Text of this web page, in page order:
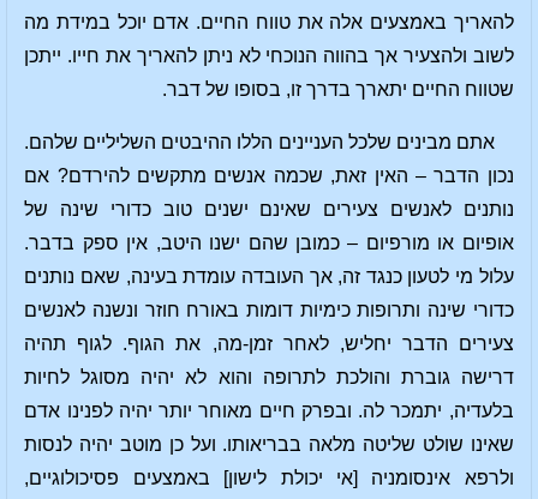
להאריך באמצעים אלה את טווח החיים. אדם יוכל במידת מה
לשוב ולהצעיר אך בהווה הנוכחי לא ניתן להאריך את חייו. ייתכן
שטווח החיים יתארך בדרך זו, בסופו של דבר.
אתם מבינים שלכל העניינים הללו ההיבטים השליליים שלהם.
נכון הדבר – האין זאת, שכמה אנשים מתקשים להירדם? אם
נותנים לאנשים צעירים שאינם ישנים טוב כדורי שינה של
אופיום או מורפיום – כמובן שהם ישנו היטב, אין ספק בדבר.
עלול מי לטעון כנגד זה, אך העובדה עומדת בעינה, שאם נותנים
כדורי שינה ותרופות כימיות דומות באורח חוזר ונשנה לאנשים
צעירים הדבר יחליש, לאחר זמן-מה, את הגוף. לגוף תהיה
דרישה גוברת והולכת לתרופה והוא לא יהיה מסוגל לחיות
בלעדיה, יתמכר לה. ובפרק חיים מאוחר יותר יהיה לפנינו אדם
שאינו שולט שליטה מלאה בבריאותו. ועל כן מוטב יהיה לנסות
ולרפא אינסומניה [אי יכולת לישון] באמצעים פסיכולוגיים,